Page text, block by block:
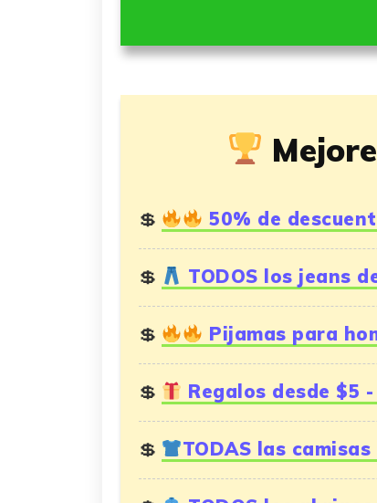
50% de
TODOS los jeans
Pijamas para
Regalos desde $5
TODAS las